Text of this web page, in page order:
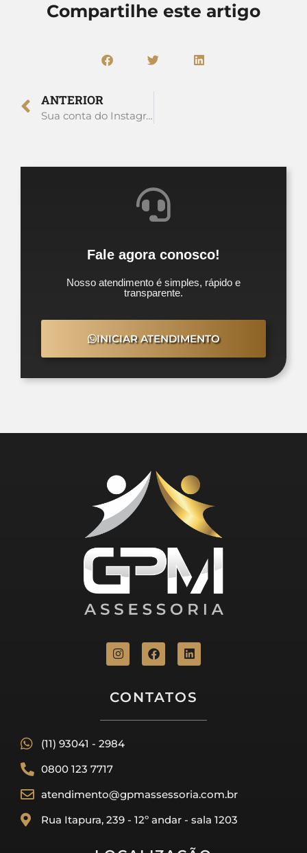
Compartilhe este artigo
ANTERIOR
Sua conta do Instagram ou Facebook foi banida? Veja o que fazer e como recuperar
Fale agora conosco!
Nosso atendimento é simples, rápido e
transparente.
INICIAR ATENDIMENTO
CONTATOS
(11) 93041 - 2984
0800 123 7717
atendimento@gpmassessoria.com.br
Rua Itapura, 239 - 12º andar - sala 1203